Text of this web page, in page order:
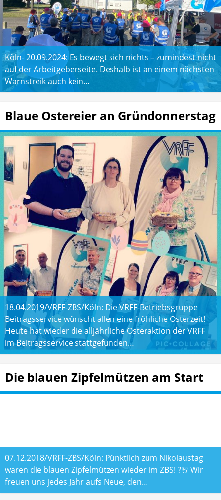
Köln- 20.09.2024: Es bewegt sich nichts – zumindest nicht
auf der Arbeitgeberseite. Deshalb ist an einem nächsten
Warnstreik auch kein…
Blaue Ostereier an Gründonnerstag
18.04.2019/VRFF-ZBS/Köln: Die VRFF-Betriebsgruppe
Beitragsservice wünscht allen eine fröhliche Osterzeit!
Heute hat wieder die alljährliche Osteraktion der VRFF
im Beitragsservice stattgefunden…
Die blauen Zipfelmützen am Start
07.12.2018/VRFF-ZBS/Köln: Pünktlich zum Nikolaustag
waren die blauen Zipfelmützen wieder im ZBS! ?☃️ Wir
freuen uns jedes Jahr aufs Neue, den…